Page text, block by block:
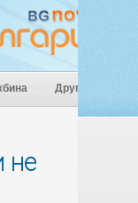
Други
не